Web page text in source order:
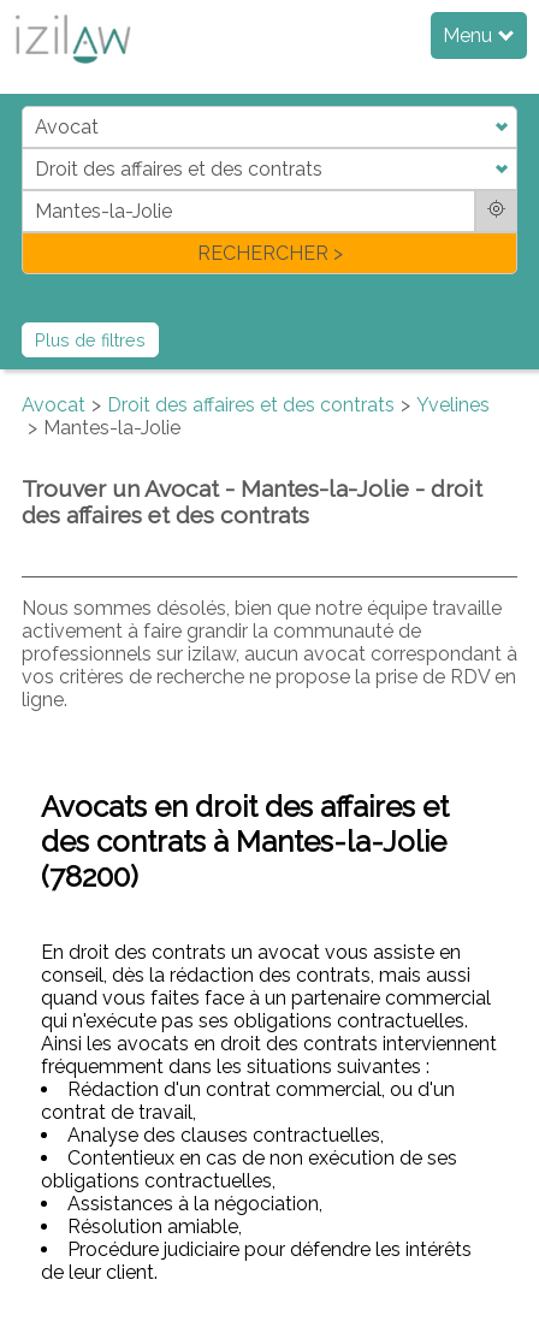
Menu
jdadi
fl
RECHERCHER >
Plus de filtres
Avocat Droit des affaires et des contrats
Yvelines
Mantes-la-Jolie
Trouver un Avocat - Mantes-la-Jolie - droit
des affaires et des contrats
Nous sommes désolés, bien que notre équipe travaille
activement à faire grandir la communauté de
professionnels sur izilaw, aucun avocat correspondant à
vos critères de recherche ne propose la prise de RDV en
ligne.
Avocats en droit des affaires et
des contrats à Mantes-la-Jolie
(78200)
En droit des contrats un avocat vous assiste en
conseil, dès la rédaction des contrats, mais aussi
quand vous faites face à un partenaire commercial
qui n'exécute pas ses obligations contractuelles.
Ainsi les avocats en droit des contrats interviennent
fréquemment dans les situations suivantes :
Rédaction d'un contrat commercial, ou d'un
contrat de travail,
Analyse des clauses contractuelles,
Contentieux en cas de non exécution de ses
obligations contractuelles,
Assistances à la négociation,
Résolution amiable,
Procédure judiciaire pour défendre les intérêts
de leur client.